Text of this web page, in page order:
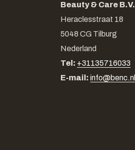
Beauty & Care B.V.
Heraclesstraat 18
5048 CG Tilburg
Nederland
Tel: +31135716033
E-mail: info@benc.nl